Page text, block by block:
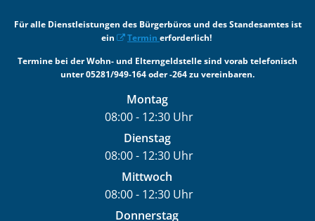
Für alle Dienstleistungen des Bürgerbüros und des Standesamtes ist
ein
Termin erforderlich!
Termine bei der Wohn- und Elterngeldstelle sind vorab telefonisch
unter 05281/949-164 oder -264 zu vereinbaren.
Montag
08:00- 12:30Uhr
Von 08:00 bis 12:30 Uhr
Dienstag
08:00- 12:30Uhr
Von 08:00 bis 12:30 Uhr
Mittwoch
08:00- 12:30Uhr
Von 08:00 bis 12:30 Uhr
Donnerstag